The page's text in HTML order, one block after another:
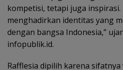
kompetisi, tetapi juga inspirasi.
menghadirkan identitas yang
dengan bangsa Indonesia,”
infopublik.id.
Rafflesia dipilih karena